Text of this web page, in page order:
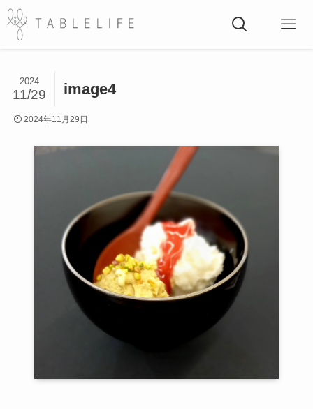
image4
2024
11/29
2024年11月29日